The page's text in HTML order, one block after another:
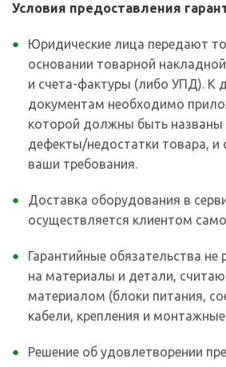
Условия предоставления
Юридические лица передают
основании товарной
и счета-фактуры (либо УПД). К
документам необходимо
которой должны быть
дефекты/недостатки товара,
ваши требования.
Доставка оборудования в
осуществляется клиентом
Гарантийные обязательства не
на материалы и детали,
материалом (блоки питания,
кабели, крепления и
Решение об удовлетворении